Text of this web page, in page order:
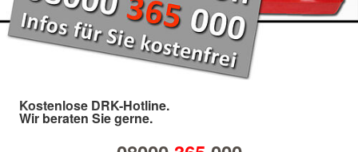
Kostenlose DRK-Hotline.
Wir beraten Sie gerne.